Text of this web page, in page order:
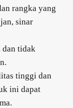
rangka yang
sinar
dan tidak
tinggi dan
ini dapat